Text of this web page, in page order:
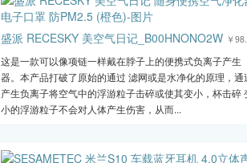
盛派 RECESKY 美空气日记_B00HNONO2W ￥
这是一款可以像项链一样戴在脖子上的便携式负离子产生
器。本产品打破了原始的通过 滤网或是水净化的原理，通
产生负离子将空气中的浮游粒子击碎或使其变小，杯击碎
小的浮游粒子不会对人体产生伤害，从而...